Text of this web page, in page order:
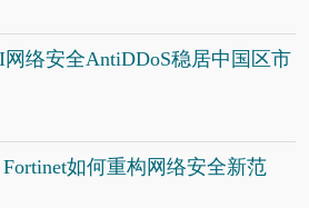
络安全AntiDDoS稳居中国区市
如何重构网络安全新范